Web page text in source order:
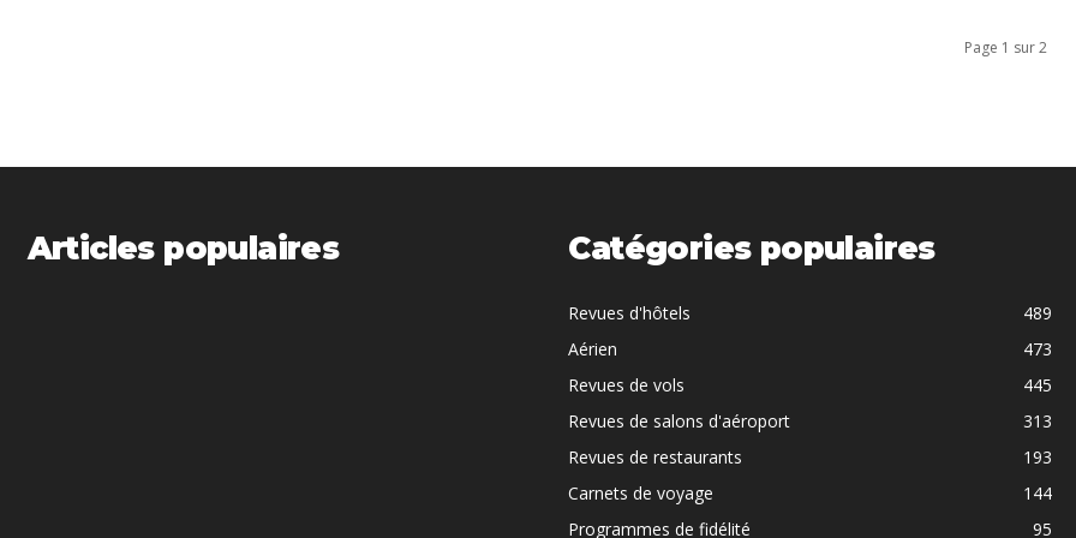
Page 1 sur 2
Articles populaires Catégories populaires
Revues d'hôtels
489
Aérien
473
Revues de vols
445
Revues de salons d'aéroport
313
Revues de restaurants
193
Carnets de voyage
144
Programmes de fidélité
95